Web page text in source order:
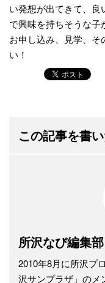
い発想が出てきて、
で興味を持ちそうな子
お申し込み、見学、そ
い！
この記事を書
所沢なび編集部
2010年8月に所沢プ
沢サンプラザ」のメ